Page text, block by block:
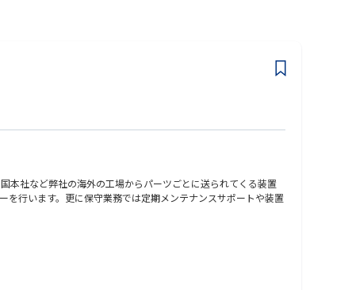
本社など弊社の海外の工場からパーツごとに送られてくる装置
行います。更に保守業務では定期メンテナンスサポートや装置
。